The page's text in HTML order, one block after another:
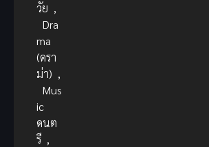
วัย ,
Dra
ma
(ดรา
ม่า) ,
Mus
ic
ดนต
รี ,